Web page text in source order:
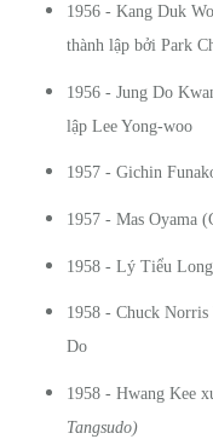
1956 - Kang Duk
thành lập bởi Park
1956 - Jung Do
lập Lee Yong-woo
1957 - Gichin
1957 - Mas Oyama
1958 - Lý Tiểu
1958 - Chuck
Do
1958 - Hwang Kee
Tangsudo)